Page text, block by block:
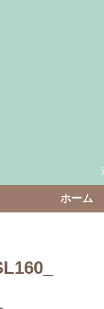
ホーム